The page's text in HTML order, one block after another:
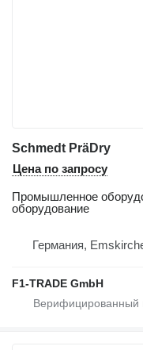
Schmedt PräDry
Цена по запросу
Промышленное
оборудование
Германия,
F1-TRADE GmbH